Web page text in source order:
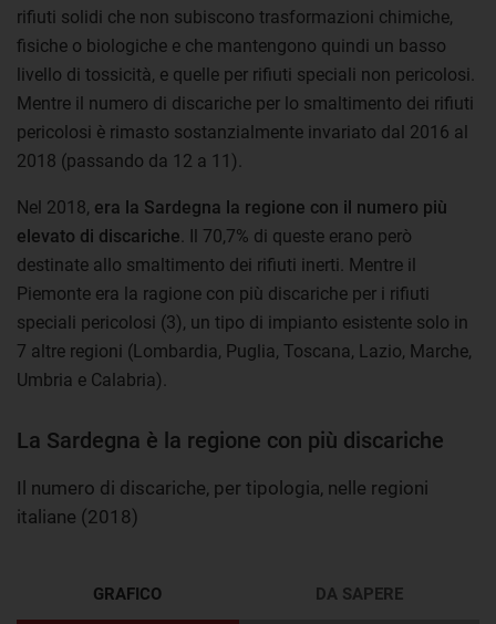
rifiuti solidi che non subiscono trasformazioni chimiche,
fisiche o biologiche e che mantengono quindi un basso
livello di tossicità, e quelle per rifiuti speciali non pericolosi.
Mentre il numero di discariche per lo smaltimento dei rifiuti
pericolosi è rimasto sostanzialmente invariato dal 2016 al
2018 (passando da 12 a 11).
Nel 2018, era la Sardegna la regione con il numero più
elevato di discariche . Il 70,7% di queste erano però
destinate allo smaltimento dei rifiuti inerti. Mentre il
Piemonte era la ragione con più discariche per i rifiuti
speciali pericolosi (3), un tipo di impianto esistente solo in
7 altre regioni (Lombardia, Puglia, Toscana, Lazio, Marche,
Umbria e Calabria).
La Sardegna è la regione con più discariche
Il numero di discariche, per tipologia, nelle regioni
italiane (2018)
GRAFICO DA SAPERE